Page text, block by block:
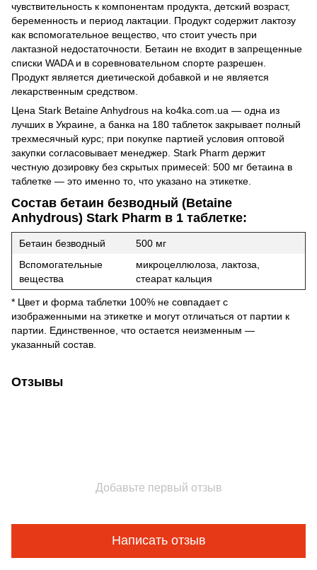
чувствительность к компонентам продукта, детский возраст,
беременность и период лактации. Продукт содержит лактозу
как вспомогательное вещество, что стоит учесть при
лактазной недостаточности. Бетаин не входит в запрещенные
списки WADA и в соревновательном спорте разрешен.
Продукт является диетической добавкой и не является
лекарственным средством.
Цена Stark Betaine Anhydrous на ko4ka.com.ua — одна из
лучших в Украине, а банка на 180 таблеток закрывает полный
трехмесячный курс; при покупке партией условия оптовой
закупки согласовывает менеджер. Stark Pharm держит
честную дозировку без скрытых примесей: 500 мг бетаина в
таблетке — это именно то, что указано на этикетке.
Состав бетаин безводный (Betaine
Anhydrous) Stark Pharm в 1 таблетке:
Бетаин безводный
500 мг
Вспомогательные
вещества
микроцеллюлоза, лактоза,
стеарат кальция
* Цвет и форма таблетки 100% не совпадает с
изображенными на этикетке и могут отличаться от партии к
партии. Единственное, что остается неизменным —
указанный состав.
Отзывы
Добавьте первый отзыв
Написать отзыв